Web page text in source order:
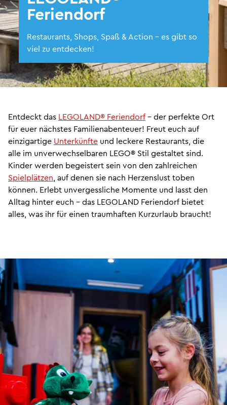
Feriendorf
Restaurants, Shops, Spaß & Action - es gibt so
viel zu entdecken!
Entdeckt das LEGOLAND® Feriendorf – der perfekte Ort
für euer nächstes Familienabenteuer! Freut euch auf
einzigartige Unterkünfte und leckere Restaurants, die
alle im unverwechselbaren LEGO® Stil gestaltet sind.
Kinder werden begeistert sein von den zahlreichen
Spielplätzen, auf denen sie nach Herzenslust toben
können. Erlebt unvergessliche Momente und lasst den
Alltag hinter euch – das LEGOLAND Feriendorf bietet
alles, was ihr für einen traumhaften Kurzurlaub braucht!